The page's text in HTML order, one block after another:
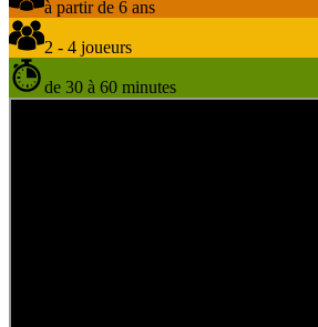
à partir de 6 ans
2 - 4 joueurs
de 30 à 60 minutes